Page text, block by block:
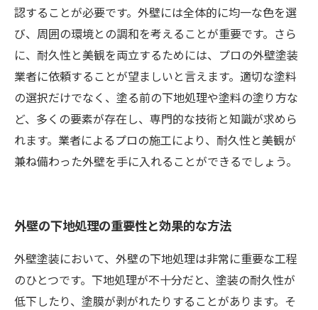
認することが必要です。外壁には全体的に均一な色を選
び、周囲の環境との調和を考えることが重要です。さら
に、耐久性と美観を両立するためには、プロの外壁塗装
業者に依頼することが望ましいと言えます。適切な塗料
の選択だけでなく、塗る前の下地処理や塗料の塗り方な
ど、多くの要素が存在し、専門的な技術と知識が求めら
れます。業者によるプロの施工により、耐久性と美観が
兼ね備わった外壁を手に入れることができるでしょう。
外壁の下地処理の重要性と効果的な方法
外壁塗装において、外壁の下地処理は非常に重要な工程
のひとつです。下地処理が不十分だと、塗装の耐久性が
低下したり、塗膜が剥がれたりすることがあります。そ